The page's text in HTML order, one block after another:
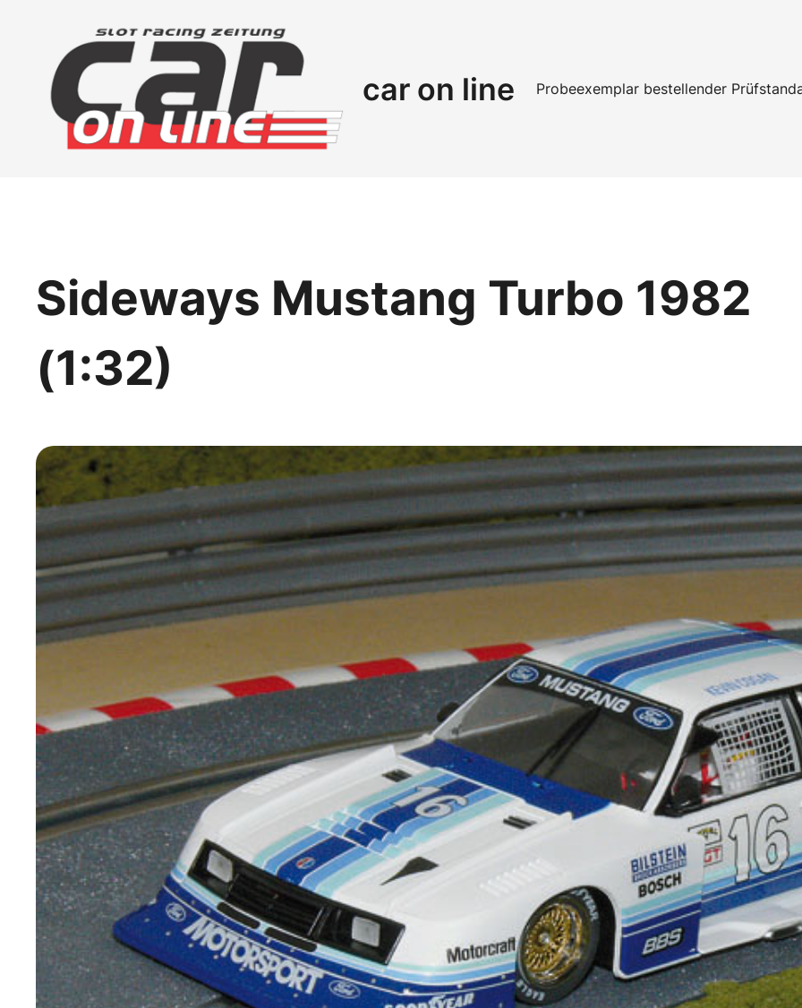
car on line Probeexemplar bestellender Prüfstand
Sideways Mustang Turbo 1982
(1:32)